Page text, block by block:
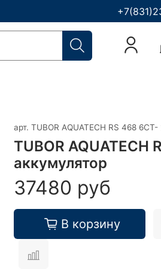
арт. TUBOR AQUATECH RS 468 6CT-
TUBOR AQUATECH
аккумулятор
37480 руб
В корзину